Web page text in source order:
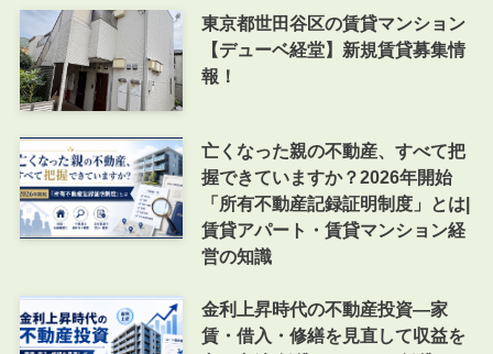
東京都世田谷区の賃貸マンション
【デューベ経堂】新規賃貸募集情
報！
亡くなった親の不動産、すべて把
握できていますか？2026年開始
「所有不動産記録証明制度」とは|
賃貸アパート・賃貸マンション経
営の知識
金利上昇時代の不動産投資―家
賃・借入・修繕を見直して収益を